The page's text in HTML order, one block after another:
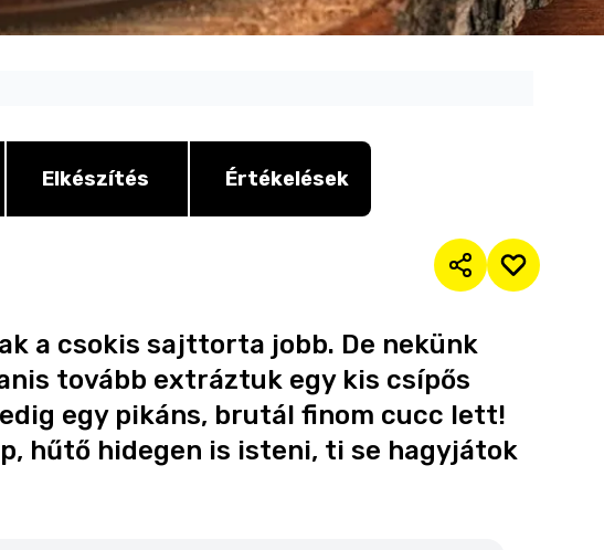
Elkészítés Értékelések
a csokis sajttorta jobb. De nekünk
tovább extráztuk egy kis csípős
egy pikáns, brutál finom cucc lett!
hűtő hidegen is isteni, ti se hagyjátok